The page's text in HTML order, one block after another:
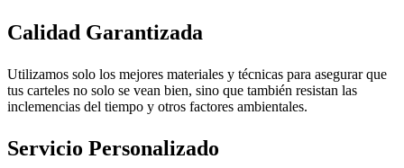
Calidad Garantizada
Utilizamos solo los mejores materiales y técnicas para asegurar que
tus carteles no solo se vean bien, sino que también resistan las
inclemencias del tiempo y otros factores ambientales.
Servicio Personalizado